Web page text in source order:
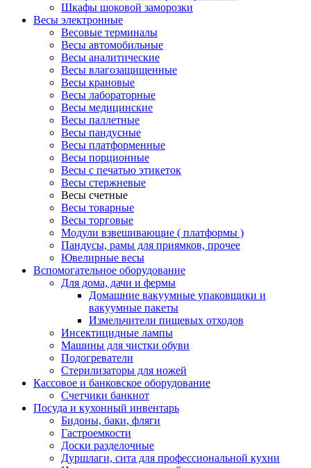
Шкафы шоковой заморозки
Весы электронные
Весовые терминалы
Весы автомобильные
Весы аналитические
Весы влагозащищенные
Весы крановые
Весы лабораторные
Весы медицинские
Весы паллетные
Весы пандусные
Весы платформенные
Весы порционные
Весы с печатью этикеток
Весы стержневые
Весы счетные
Весы товарные
Весы торговые
Модули взвешивающие ( платформы )
Пандусы, рамы для приямков, прочее
Ювелирные весы
Вспомогательное оборудование
Для дома, дачи и фермы
Домашние вакуумные упаковщики и
вакуумные пакеты
Измельчители пищевых отходов
Инсектицидные лампы
Машины для чистки обуви
Подогреватели
Стерилизаторы для ножей
Кассовое и банковское оборудование
Счетчики банкнот
Посуда и кухонный инвентарь
Бидоны, баки, фляги
Гастроемкости
Доски разделочные
Дуршлаги, сита для профессиональной кухни